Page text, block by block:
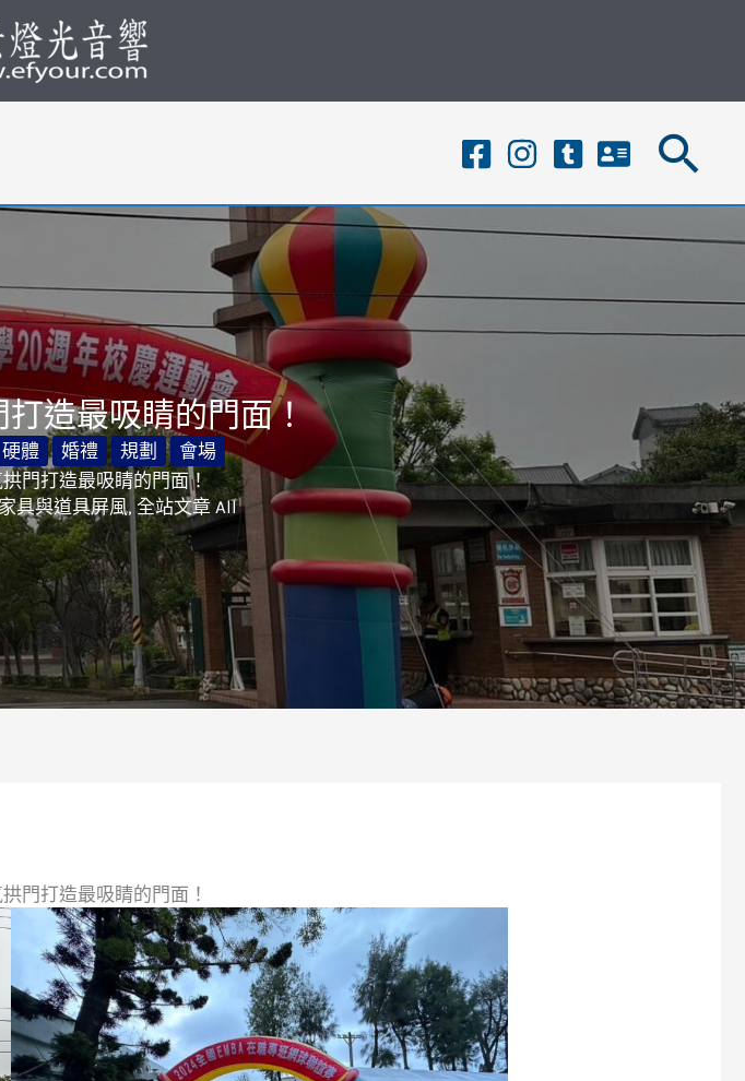
搜
尋
造最吸睛的門面！
硬體 婚禮 規劃
會場
門打造最吸睛的門面！
具與道具屏風,全站文章 All
門打造最吸睛的門面！